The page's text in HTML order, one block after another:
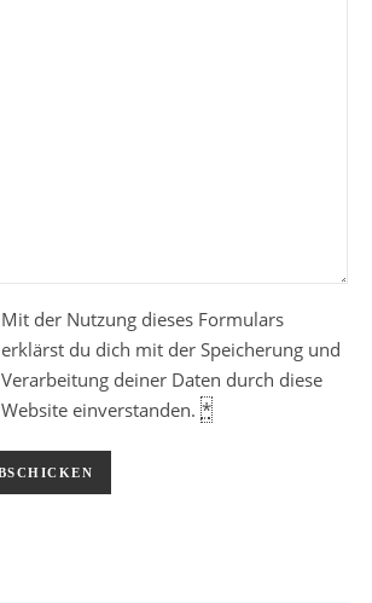
Mit der Nutzung dieses Formulars
erklärst du dich mit der Speicherung und
Verarbeitung deiner Daten durch diese
Website einverstanden. *